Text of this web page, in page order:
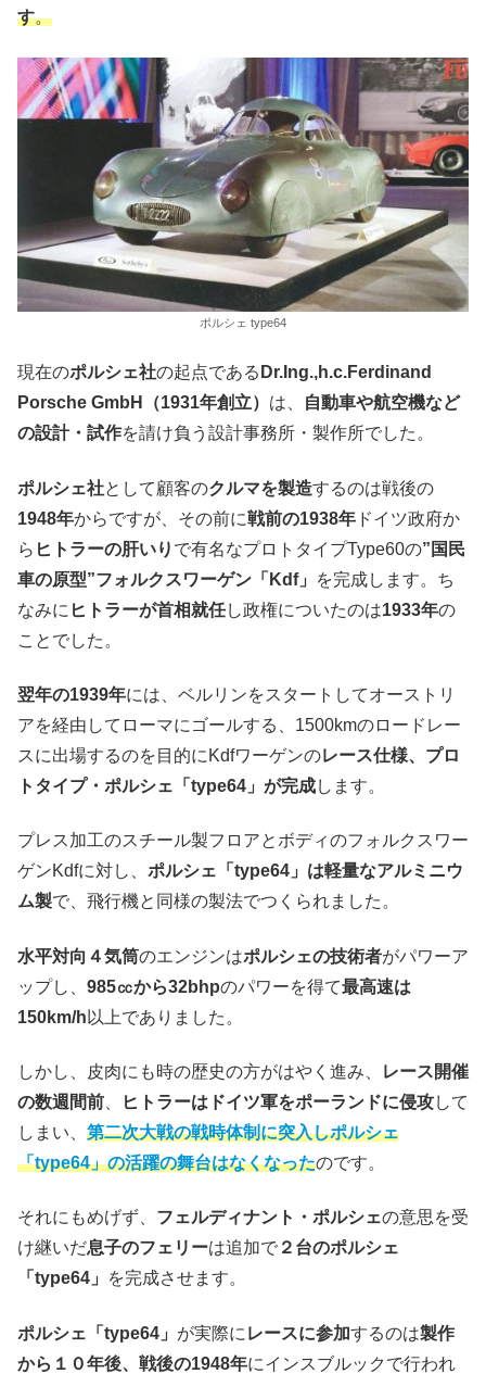
す。
ポルシェ type64
現在のポルシェ社の起点である Dr.Ing.,h.c.Ferdinand
Porsche GmbH（1931年創立） は、
自動車や航空機など
の設計・試作を請け負う設計事務所・製作所でした。
ポルシェ社として顧客のクルマを製造するのは戦後の
1948年からですが、その前に戦前の1938年 ドイツ政府か
ら ヒトラーの肝いり で有名なプロトタイプType60の”国民
車の原型”フォルクスワーゲン「Kdf」
を完成します。ち
なみに ヒトラーが首相就任し政権についたのは1933年の
ことでした。
翌年の1939年には、ベルリンをスタートしてオーストリ
アを経由してローマにゴールする、1500kmのロードレー
スに出場するのを目的にKdfワーゲンのレース仕様、プロ
トタイプ・ポルシェ「type64」が完成します。
プレス加工のスチール製フロアとボディのフォルクスワー
ゲンKdfに対し、 ポルシェ「type64」は軽量なアルミニウ
ム製で、飛行機と同様の製法でつくられました。
水平対向４気筒のエンジンはポルシェの技術者がパワーア
ップし、 985㏄から32bhpのパワーを得て最高速は
150km/h 以上でありました。
しかし、皮肉にも時の歴史の方がはやく進み、
レース開催
の数週間前
ヒトラーはドイツ軍をポーランドに侵攻して
しまい、 第二次大戦の戦時体制に突入しポルシェ
「type64」の活躍の舞台はなくなったのです。
それにもめげず、 フェルディナント・ポルシェの意思を受
け継いだ息子のフェリーは追加で ２台のポルシェ
「type64」
を完成させます。
ポルシェ「type64」 が実際に レースに参加するのは製作
から１０年後、戦後の1948年にインスブルックで行われ